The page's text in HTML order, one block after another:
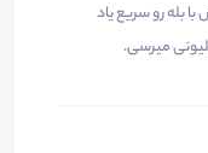
بله رو سریع یاد